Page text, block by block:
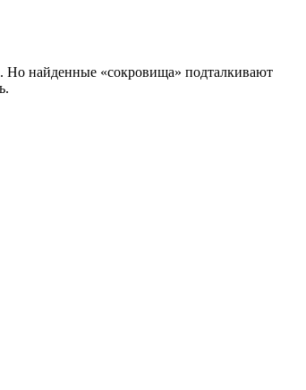
Но найденные «сокровища» подталкивают